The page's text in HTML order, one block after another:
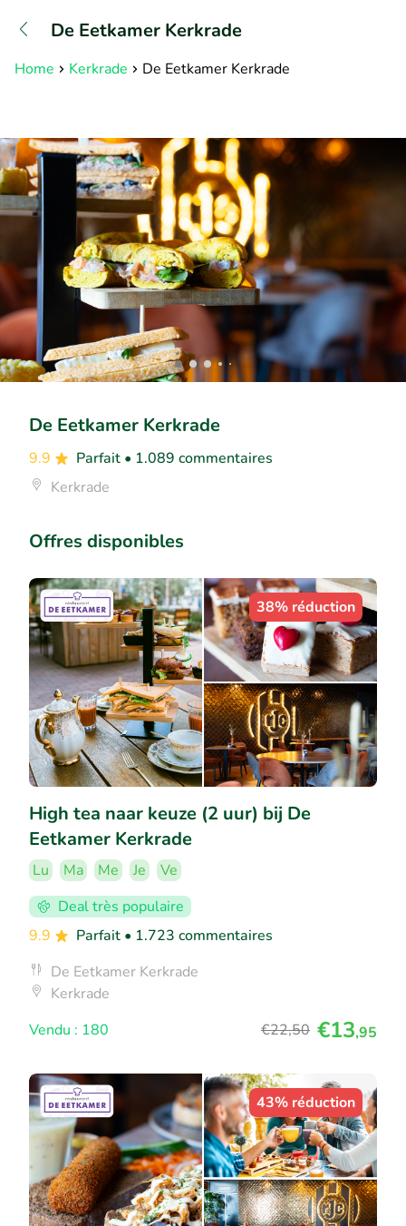
Disponible jusqu'à 23:00 heures
De Eetkamer Kerkrade
Home Kerkrade De Eetkamer Kerkrade
De Eetkamer Kerkrade
9.9 Parfait • 1.089 commentaires
Kerkrade
Offres disponibles
38% réduction
High tea naar keuze (2 uur) bij De
Eetkamer Kerkrade
Lu Ma Me Je
Ve
Deal très populaire
9.9
Parfait • 1.723 commentaires
De Eetkamer Kerkrade
Kerkrade
Vendu : 180
€22,50 €13,95
43% réduction